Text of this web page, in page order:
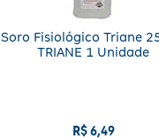
Soro Fisiológico Triane
TRIANE 1 Unidade
R$6,49